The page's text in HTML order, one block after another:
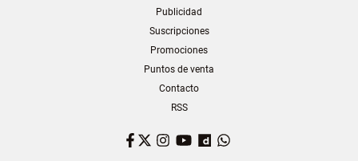
Publicidad
Suscripciones
Promociones
Puntos de venta
Contacto
RSS
Facebook
TwitterInstagram
YouTubeDailymotion